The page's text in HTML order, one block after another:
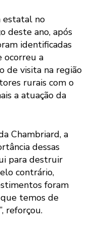
estatal no
deste ano, após
identificadas
ocorreu a
de visita na região
rurais com o
a atuação da
Chambriard, a
dessas
para destruir
contrário,
foram
temos de
reforçou.